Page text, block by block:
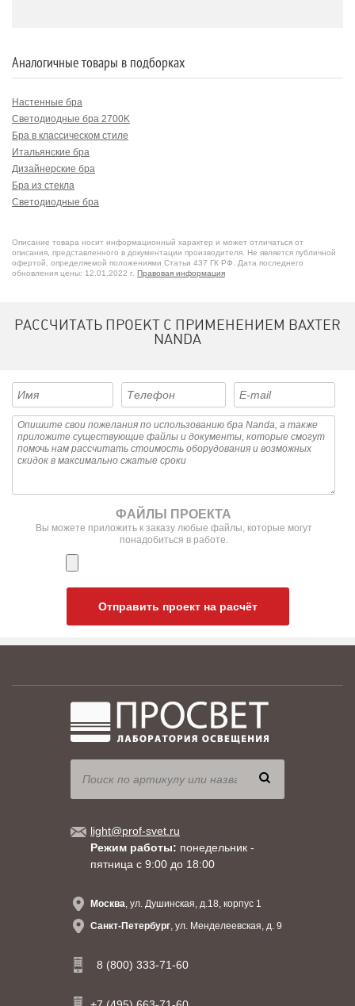
Аналогичные товары в подборках
Настенные бра
Светодиодные бра 2700K
Бра в классическом стиле
Итальянские бра
Дизайнерские бра
Бра из стекла
Светодиодные бра
Бра для гостиной
Описание товара носит информационный характер и может отличаться от
описания, представленного в документации производителя. Не является публичной
офертой, определяемой положениями Статьи 437 ГК РФ. Дата последнего
обновления цены: 12.01.2022 г. Правовая информация
РАССЧИТАТЬ ПРОЕКТ С ПРИМЕНЕНИЕМ BAXTER
NANDA
ФАЙЛЫ ПРОЕКТА
Вы можете приложить к заказу любые файлы, которые могут
понадобиться в работе.
Отправить проект на расчёт
light@prof-svet.ru
Режим работы: понедельник -
пятница с 9:00 до 18:00
Москва, ул. Душинская, д.18, корпус 1
Санкт-Петербург, ул. Менделеевская, д. 9
8 (800) 333-71-60